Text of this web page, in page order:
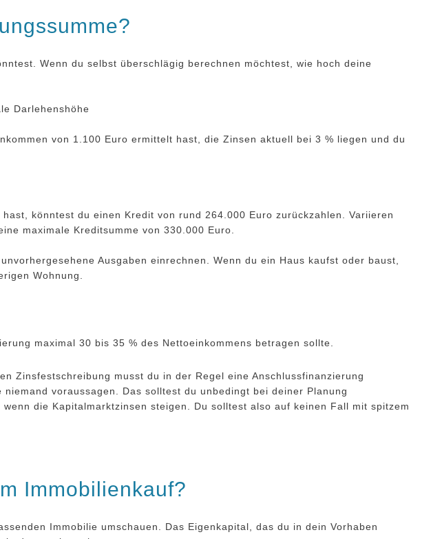
Wenn du selbst überschlägig berechnen möchtest, wie hoch deine
Darlehenshöhe
von 1.100 Euro ermittelt hast, die Zinsen aktuell bei 3 % liegen und du
könntest du einen Kredit von rund 264.000 Euro zurückzahlen. Variieren
maximale Kreditsumme von 330.000 Euro.
Ausgaben einrechnen. Wenn du ein Haus kaufst oder baust,
Wohnung.
maximal 30 bis 35 % des Nettoeinkommens betragen sollte.
Zinsfestschreibung musst du in der Regel eine Anschlussfinanzierung
voraussagen. Das solltest du unbedingt bei deiner Planung
die Kapitalmarktzinsen steigen. Du solltest also auf keinen Fall mit spitzem
Immobilienkauf?
Immobilie umschauen. Das Eigenkapital, das du in dein Vorhaben